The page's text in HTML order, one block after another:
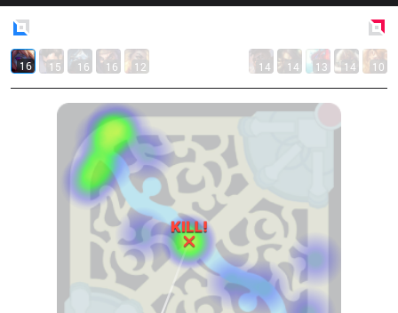
16 15 16 16 12 14 14 13 14 10